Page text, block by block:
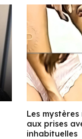
Les
aux prises
inhabituelles